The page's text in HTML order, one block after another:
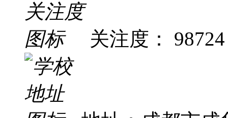
关注度： 98724